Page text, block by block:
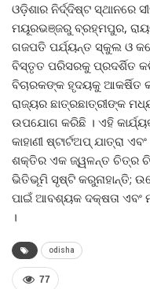
ଓଡ଼ିଶାର ନିର୍ଦ୍ଦିଷ୍ଟ ସ୍ଥାନରେ
ମୟୂରଭଞ୍ଜରୁ ବ୍ରହ୍ମପୁର,
ଗଜପତି ପର୍ଯ୍ୟନ୍ତ ସ୍କୁଲ ଓ
ବିସ୍ତୃତ ପରିସରକୁ ପ୍ରଦର୍ଶିତ କରି
ବିଚାରକଙ୍କ ହୃଦୟକୁ ଆକର୍ଷିତ
ରାଜ୍ୟର ଛାତ୍ରଛାତ୍ରୀଙ୍କ
ଉପଯୋଗ କରିଛି । ଏହି
କାହାଣୀ ଷ୍ଟାର୍ଟଅପ୍ ଯାତ୍ରା
ଶକ୍ତିର ଏକ ଜ୍ୱଳନ୍ତ ଚିତ୍ର
ଭିତିଭୂମି ସୃଷ୍ଟି କରୁନାହାନ୍ତି;
ପାଇଁ ଆବଶ୍ୟକ ଦକ୍ଷତା ଏବଂ
।
odisha
77